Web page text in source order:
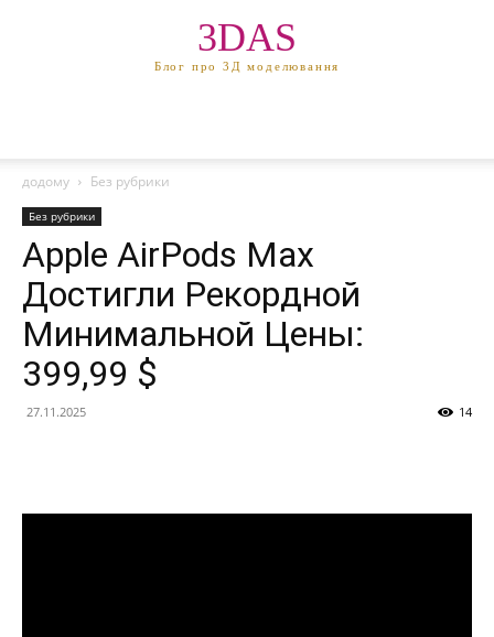
3DAS
Блог про 3Д моделювання
додому Без рубрики
Без рубрики
Apple AirPods Max
Достигли Рекордной
Минимальной Цены:
399,99 $
27.11.2025 14